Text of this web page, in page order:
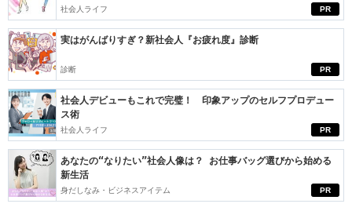
PR
社会人ライフ
PR
実はがんばりすぎ？新社会人『お疲れ度』診断
診断
PR
社会人デビューもこれで完璧！ 印象アップのセルフプロデュー
ス術
社会人ライフ
PR
あなたの“なりたい”社会人像は？ お仕事バッグ選びから始める
新生活
身だしなみ・ビジネスアイテム